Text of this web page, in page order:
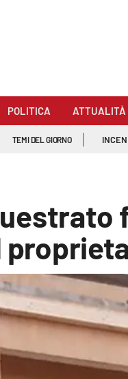
POLITICA ATTUALITÀ
TEMI DEL GIORNO